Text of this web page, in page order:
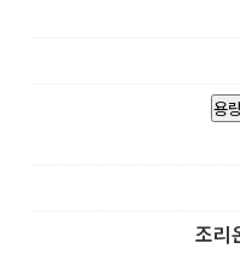
용
조리